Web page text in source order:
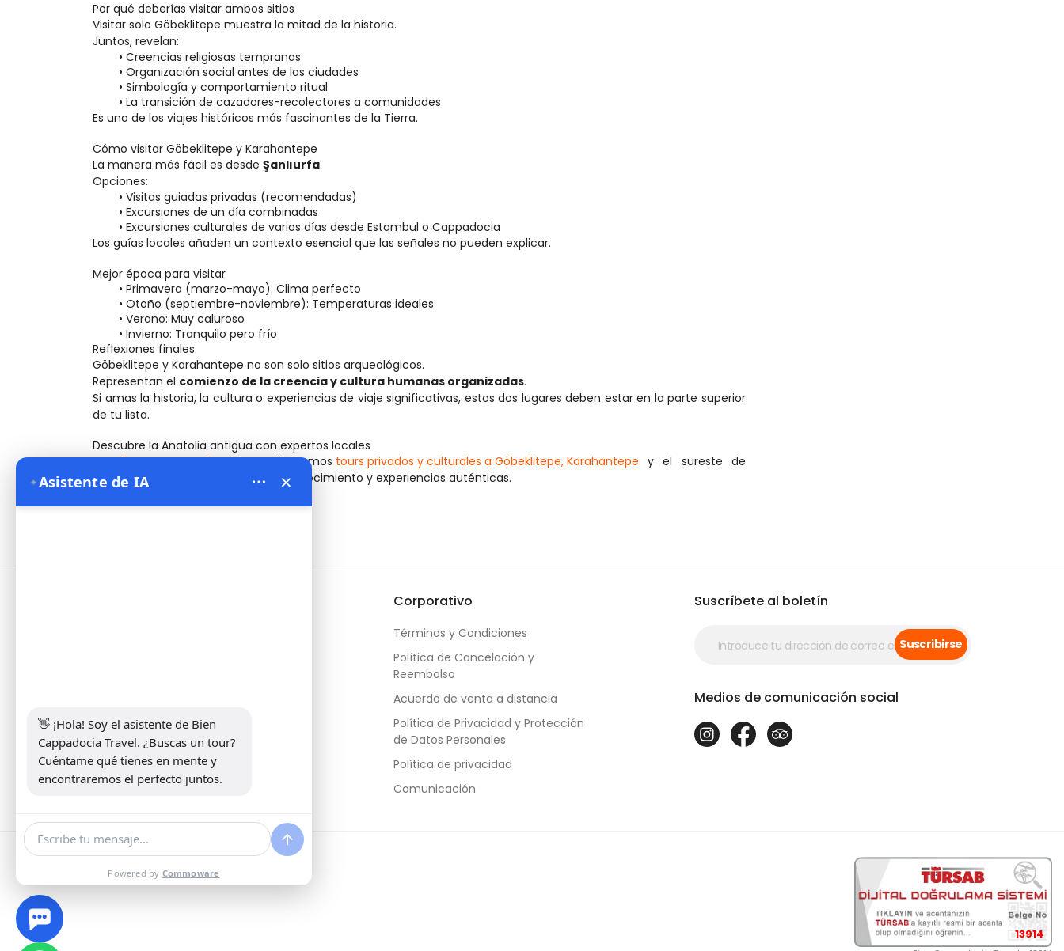
Por qué deberías visitar ambos sitios
Visitar solo Göbeklitepe muestra la mitad de la historia.
Juntos, revelan:
Creencias religiosas tempranas
Organización social antes de las ciudades
Simbología y comportamiento ritual
La transición de cazadores-recolectores a comunidades
Es uno de los viajes históricos más fascinantes de la Tierra.
Cómo visitar Göbeklitepe y Karahantepe
La manera más fácil es desde Şanlıurfa.
Opciones:
Visitas guiadas privadas (recomendadas)
Excursiones de un día combinadas
Excursiones culturales de varios días desde Estambul o Cappadocia
Los guías locales añaden un contexto esencial que las señales no pueden explicar.
Mejor época para visitar
Primavera (marzo-mayo): Clima perfecto
Otoño (septiembre-noviembre): Temperaturas ideales
Verano: Muy caluroso
Invierno: Tranquilo pero frío
Reflexiones finales
Göbeklitepe y Karahantepe no son solo sitios arqueológicos.
Representan el comienzo de la creencia y cultura humanas organizadas.
Si amas la historia, la cultura o experiencias de viaje significativas, estos dos lugares deben estar en la parte superior
de tu lista.
Descubre la Anatolia antigua con expertos locales
En Bien Cappadocia Travel, diseñamos tours privados y culturales a Göbeklitepe, Karahantepe y el sureste de
Turquía, combinando comodidad, conocimiento y experiencias auténticas.
Corporativo
Términos y Condiciones
Política de Cancelación y
Reembolso
Acuerdo de venta a distancia
Política de Privacidad y Protección
de Datos Personales
Política de privacidad
Comunicación
Suscríbete al boletín
Suscribirse
Medios de comunicación social
13914
✦Asistente de IA ×
👋 ¡Hola! Soy el asistente de Bien
Cappadocia Travel. ¿Buscas un tour?
Cuéntame qué tienes en mente y
encontraremos el perfecto juntos.
Powered by Commoware